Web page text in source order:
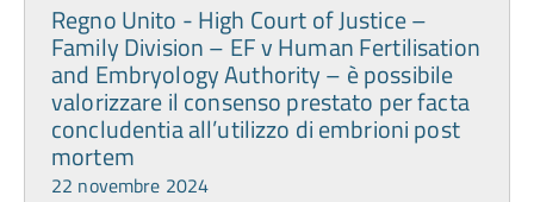
Regno Unito - High Court of Justice –
Family Division – EF v Human Fertilisation
and Embryology Authority – è possibile
valorizzare il consenso prestato per facta
concludentia all’utilizzo di embrioni post
mortem
22 novembre 2024